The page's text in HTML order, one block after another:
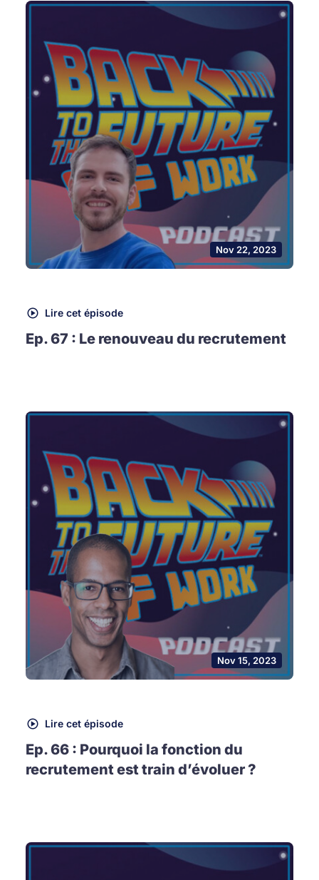
Nov 22, 2023
Lire cet épisode
Ep. 67 : Le renouveau du recrutement
Nov 15, 2023
Lire cet épisode
Ep. 66 : Pourquoi la fonction du
recrutement est train d’évoluer ?